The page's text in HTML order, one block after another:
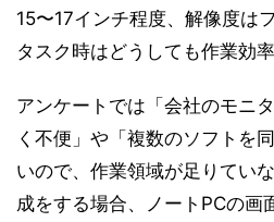
15〜17インチ程度、解像度は
タスク時はどうしても作業効
アンケートでは「会社のモニ
く不便」や「複数のソフトを
いので、作業領域が足りてい
成をする場合、ノートPCの画